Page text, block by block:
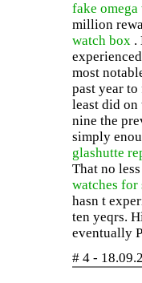
fake omega
million
watch box .
most
past year
least did on
nine the
simply
glashutte
That no
watches for
hasn t
ten yeqrs.
eventually
# 4 -